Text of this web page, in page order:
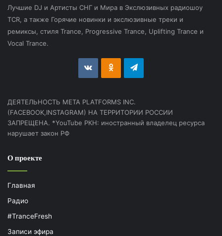
Лучшие DJ и Артисты СНГ и Мира в Экслюзивных радиошоу
TCR, а также Горячие новинки и экслюзивные треки и
ремиксы, стиля Trance, Progressive Trance, Uplifting Trance и
Vocal Trance.
vk.com Odnoklassniki
Telegram
ДЕЯТЕЛЬНОСТЬ МЕТА PLATFORMS INC.
(FACEBOOK,INSTAGRAM) НА ТЕРРИТОРИИ РОССИИ
ЗАПРЕЩЕНА. *YouTube РКН: иностранный владелец ресурса
нарушает закон РФ
О проекте
Главная
Радио
#TranceFresh
Записи эфира